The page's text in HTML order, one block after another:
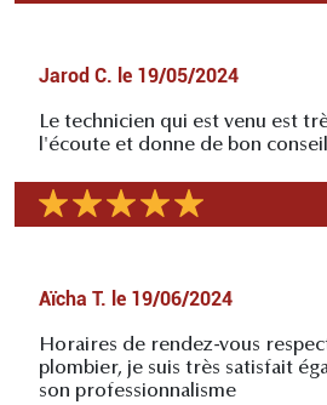
Jarod C. le 19/05/2024
Le technicien qui est venu est
l'écoute et donne de bon
Aïcha T. le 19/06/2024
Horaires de rendez-vous
plombier, je suis très satisfait
son professionnalisme